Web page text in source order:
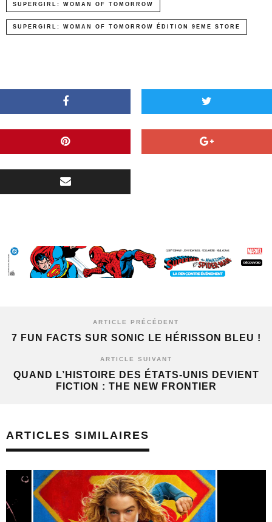
SUPERGIRL: WOMAN OF TOMORROW
SUPERGIRL: WOMAN OF TOMORROW ÉDITION 9EME STORE
ARTICLE PRÉCÉDENT
7 FUN FACTS SUR SONIC LE HÉRISSON BLEU !
ARTICLE SUIVANT
QUAND L’HISTOIRE DES ÉTATS-UNIS DEVIENT
FICTION : THE NEW FRONTIER
ARTICLES SIMILAIRES